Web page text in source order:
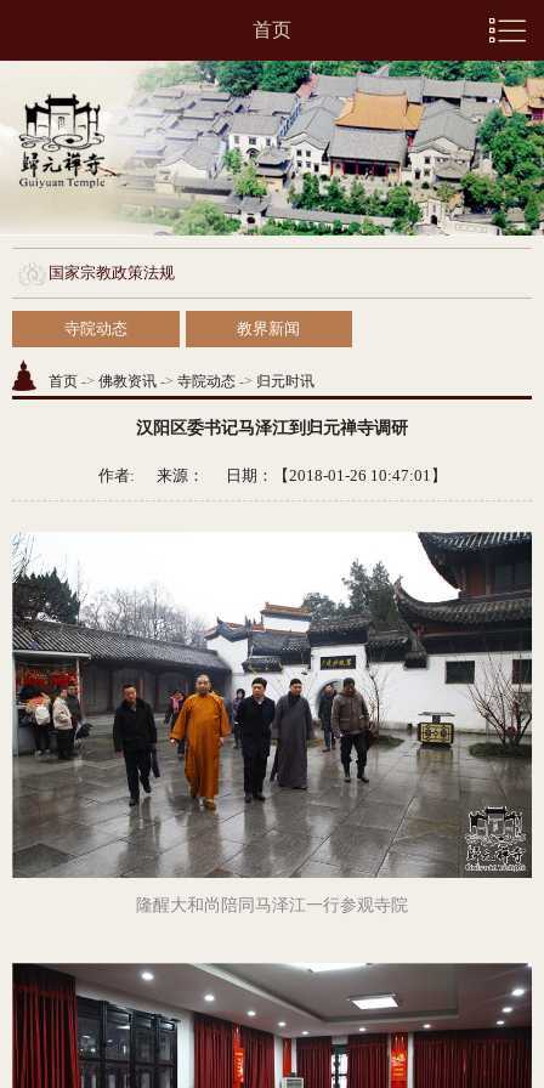
首页
国家宗教政策法规
寺院动态 教界新闻
首页 -> 佛教资讯 -> 寺院动态 -> 归元时讯
汉阳区委书记马泽江到归元禅寺调研
作者: 来源： 日期：【2018-01-26 10:47:01】
隆醒大和尚陪同马泽江一行参观寺院